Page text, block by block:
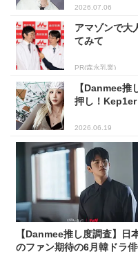
2026.07.06
アマゾンで大
てみて
PR(森永乳業)
【Danmee
押し！
2026.06.19
【Danmee推し度調査】日
のファン期待の6月韓ドラ